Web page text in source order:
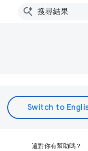
這對你有幫助嗎？